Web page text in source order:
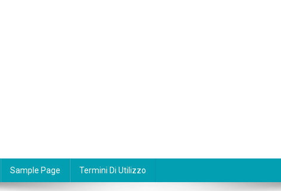
Sample Page Termini Di Utilizzo